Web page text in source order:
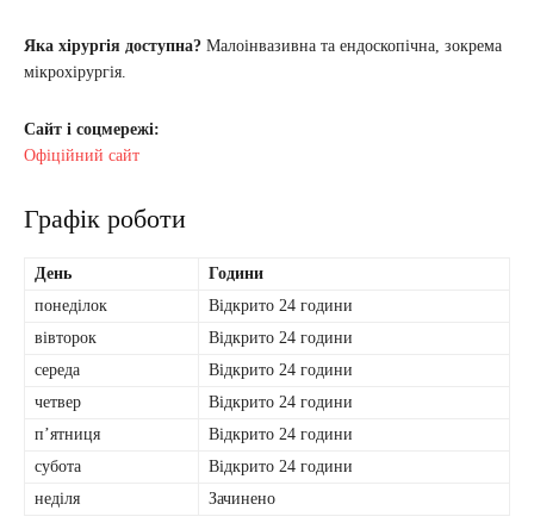
Яка хірургія доступна? Малоінвазивна та ендоскопічна, зокрема
мікрохірургія.
Сайт і соцмережі:
Офіційний сайт
Графік роботи
День
Години
понеділок
Відкрито 24 години
вівторок
Відкрито 24 години
середа
Відкрито 24 години
четвер
Відкрито 24 години
пʼятниця
Відкрито 24 години
субота
Відкрито 24 години
неділя
Зачинено